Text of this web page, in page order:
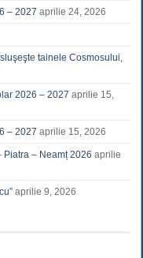
– 2027 aprilie 24, 2026
tainele Cosmosului,
2026 – 2027 aprilie 15,
– 2027 aprilie 15, 2026
– Neamț 2026 aprilie
aprilie 9, 2026